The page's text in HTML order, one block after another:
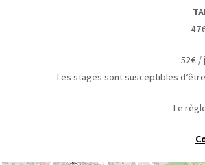
52€ /
Les stages sont susceptibles
Le règlement doit se faire à